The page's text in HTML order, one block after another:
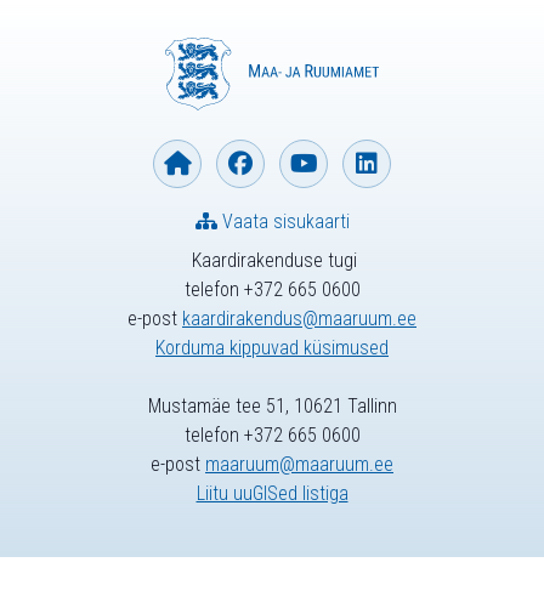
Kaardirakenduse tugi
telefon +372 665 0600
e-post kaardirakendus@maaruum.ee
Korduma kippuvad küsimused
Vaata sisukaarti
Mustamäe tee 51, 10621 Tallinn
telefon +372 665 0600
e-post maaruum@maaruum.ee
Liitu uuGISed listiga